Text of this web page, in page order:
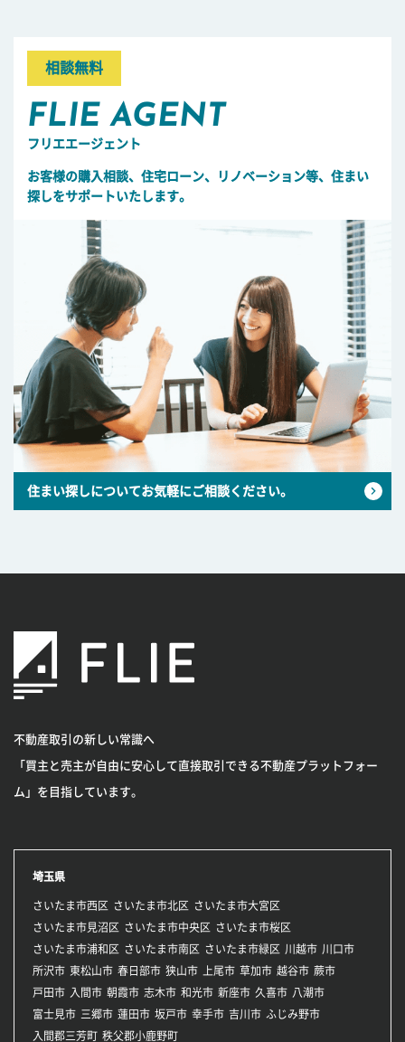
相談無料
FLIE AGENT
フリエエージェント
お客様の購入相談、住宅ローン、リノベーション等、住まい
探しをサポートいたします。
住まい探しについてお気軽にご相談ください。
不動産取引の新しい常識へ
「買主と売主が自由に安心して直接取引できる不動産プラットフォー
ム」を目指しています。
埼玉県
さいたま市西区 さいたま市北区
さいたま市大宮区
さいたま市見沼区
さいたま市中央区
さいたま市桜区
さいたま市浦和区
さいたま市南区 さいたま市緑区 川越市 川口市
所沢市 東松山市 春日部市 狭山市 上尾市 草加市 越谷市 蕨市
戸田市 入間市 朝霞市 志木市 和光市 新座市 久喜市 八潮市
富士見市 三郷市 蓮田市 坂戸市 幸手市 吉川市 ふじみ野市
入間郡三芳町 秩父郡小鹿野町